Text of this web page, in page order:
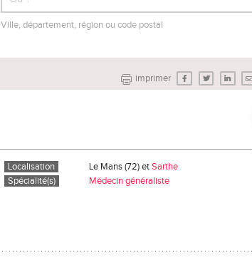
Ville, département, région ou code postal
imprimer
Localisation Le Mans (72) etSarthe
Spécialité(s)
Médecin généraliste